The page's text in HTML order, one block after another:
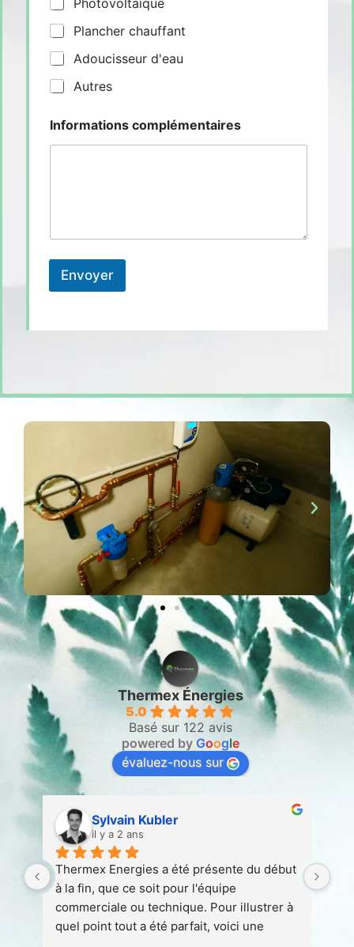
Plancher chauffant
Adoucisseur d'eau
Autres
Informations complémentaires
Envoyer
Thermex Énergies
5.0
Basé sur 122 avis
powered by Google
évaluez-nous sur
Sylvain Kubler
il y a 2 ans
Thermex Energies a été présente du début
à la fin, que ce soit pour l'équipe
commerciale ou technique. Pour illustrer à
quel point tout a été parfait, voici une